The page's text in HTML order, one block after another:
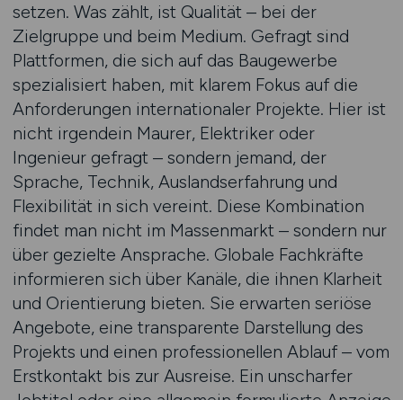
setzen. Was zählt, ist Qualität – bei der
Zielgruppe und beim Medium. Gefragt sind
Plattformen, die sich auf das Baugewerbe
spezialisiert haben, mit klarem Fokus auf die
Anforderungen internationaler Projekte. Hier ist
nicht irgendein Maurer, Elektriker oder
Ingenieur gefragt – sondern jemand, der
Sprache, Technik, Auslandserfahrung und
Flexibilität in sich vereint. Diese Kombination
findet man nicht im Massenmarkt – sondern nur
über gezielte Ansprache. Globale Fachkräfte
informieren sich über Kanäle, die ihnen Klarheit
und Orientierung bieten. Sie erwarten seriöse
Angebote, eine transparente Darstellung des
Projekts und einen professionellen Ablauf – vom
Erstkontakt bis zur Ausreise. Ein unscharfer